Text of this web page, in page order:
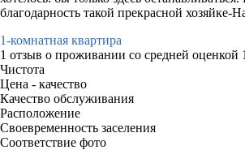
благодарность такой прекрасной хозяйке-
1-комнатная квартира
1 отзыв о проживании со средней оценкой
Чистота
Цена - качество
Качество обслуживания
Расположение
Своевременность заселения
Соответствие фото